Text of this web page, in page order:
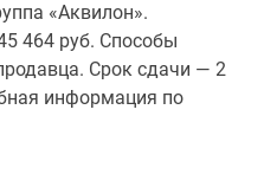
«Аквилон».
464 руб. Способы
Срок сдачи — 2
информация по